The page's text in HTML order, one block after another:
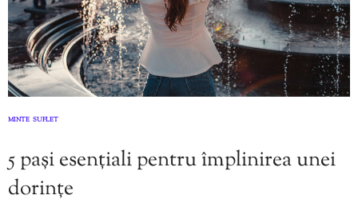
MINTE SUFLET
5 pași esențiali pentru împlinirea unei
dorințe